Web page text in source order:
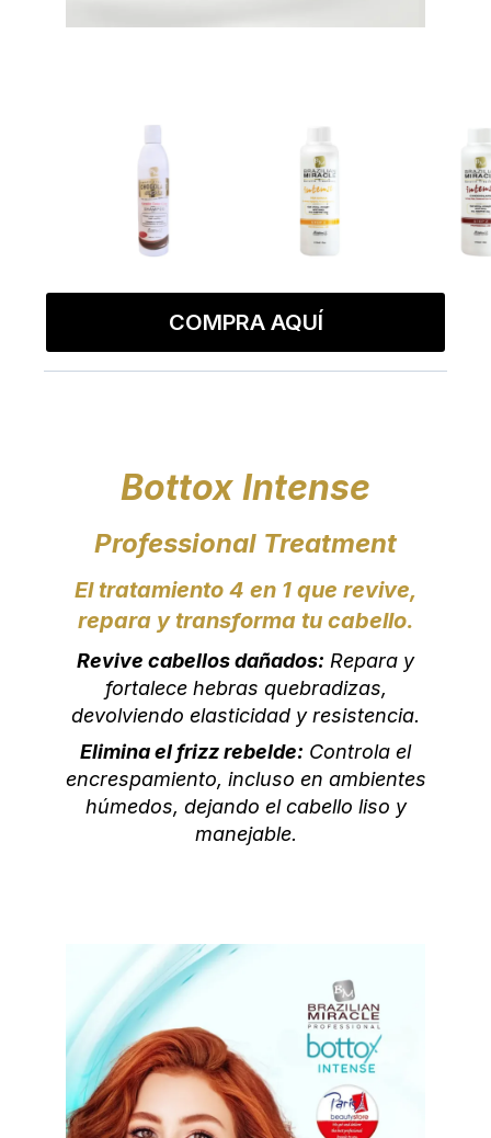
COMPRA AQUÍ
Bottox Intense
Professional Treatment
El tratamiento 4 en 1 que revive,
repara y transforma tu cabello.
Revive cabellos dañados: Repara y
fortalece hebras quebradizas,
devolviendo elasticidad y resistencia.
Elimina el frizz rebelde: Controla el
encrespamiento, incluso en ambientes
húmedos, dejando el cabello liso y
manejable.